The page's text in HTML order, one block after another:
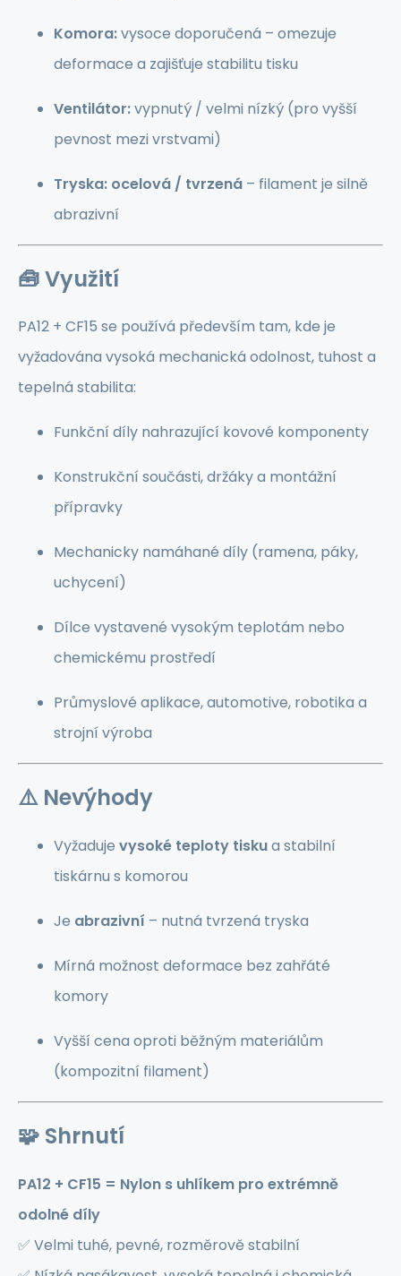
Komora:vysoce doporučená – omezuje
deformace a zajišťuje stabilitu tisku
Ventilátor:vypnutý / velmi nízký (pro vyšší
pevnost mezi vrstvami)
Tryska: ocelová / tvrzená – filament je silně
abrazivní
🧰Využití
PA12 + CF15 se používá především tam, kde je
vyžadována vysoká mechanická odolnost, tuhost a
tepelná stabilita:
Funkční díly nahrazující kovové komponenty
Konstrukční součásti, držáky a montážní
přípravky
Mechanicky namáhané díly (ramena, páky,
uchycení)
Dílce vystavené vysokým teplotám nebo
chemickému prostředí
Průmyslové aplikace, automotive, robotika a
strojní výroba
⚠️ Nevýhody
Vyžaduje vysoké teploty tiskua stabilní
tiskárnu s komorou
Je abrazivní – nutná tvrzená tryska
Mírná možnost deformace bez zahřáté
komory
Vyšší cena oproti běžným materiálům
(kompozitní filament)
🧩 Shrnutí
PA12 + CF15 = Nylon s uhlíkem pro extrémně
odolné díly
✅ Velmi tuhé, pevné, rozměrově stabilní